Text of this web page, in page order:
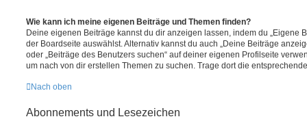
Wie kann ich meine eigenen Beiträge und Themen finden?
Deine eigenen Beiträge kannst du dir anzeigen lassen, indem du „Eigene
der Boardseite auswählst. Alternativ kannst du auch „Deine Beiträge
oder „Beiträge des Benutzers suchen“ auf deiner eigenen Profilseite
um nach von dir erstellen Themen zu suchen. Trage dort die
Nach oben
Abonnements und Lesezeichen